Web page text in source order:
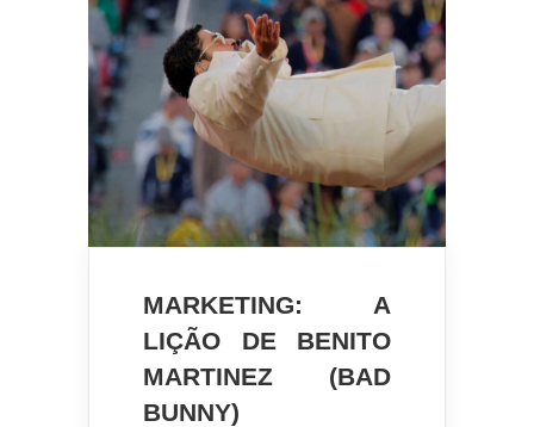
MARKETING: A
LIÇÃO DE BENITO
MARTINEZ (BAD
BUNNY)